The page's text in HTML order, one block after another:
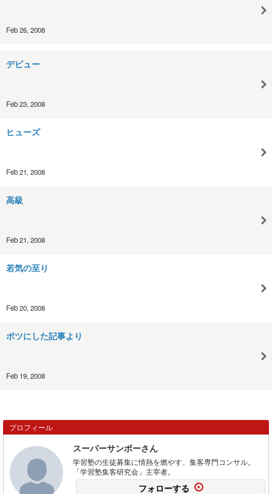
Feb 26, 2008
デビュー
Feb 23, 2008
ヒューズ
Feb 21, 2008
高級
Feb 21, 2008
若気の至り
Feb 20, 2008
ボツにした記事より
Feb 19, 2008
プロフィール
スーパーサンボーさん
学習塾の生徒募集に情熱を燃やす、集客専門コンサル。
「学習塾集客研究会」主宰者。
フォローする